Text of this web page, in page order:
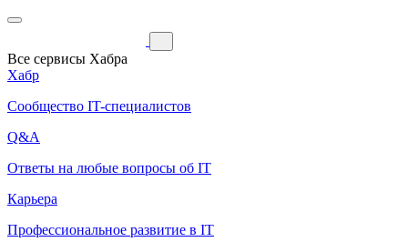
Все сервисы Хабра
Хабр
Сообщество IT-специалистов
Q&A
Ответы на любые вопросы об IT
Карьера
Профессиональное развитие в IT